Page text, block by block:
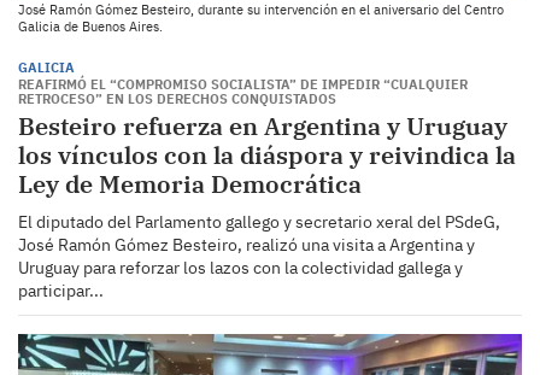
José Ramón Gómez Besteiro, durante su intervención en el aniversario del Centro
Galicia de Buenos Aires.
GALICIA
REAFIRMÓ EL “COMPROMISO SOCIALISTA” DE IMPEDIR “CUALQUIER
RETROCESO” EN LOS DERECHOS CONQUISTADOS
Besteiro refuerza en Argentina y Uruguay
los vínculos con la diáspora y reivindica la
Ley de Memoria Democrática
El diputado del Parlamento gallego y secretario xeral del PSdeG,
José Ramón Gómez Besteiro, realizó una visita a Argentina y
Uruguay para reforzar los lazos con la colectividad gallega y
participar...